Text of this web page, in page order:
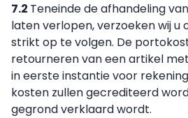
7.2 Teneinde de afhandeling
laten verlopen, verzoeken wij u
strikt op te volgen. De
retourneren van een artikel
in eerste instantie voor
kosten zullen gecrediteerd
gegrond verklaard wordt.